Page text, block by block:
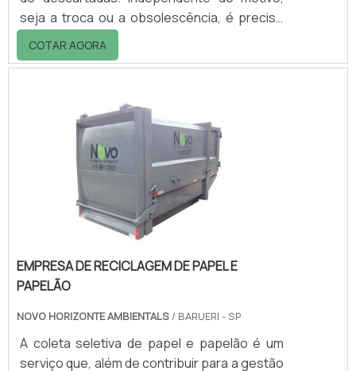
seja a troca ou a obsolescência, é preciso
pensar que o produto deve ter uma
destinação adequada, por isso deve-se
dos eletrônicos não são fáceis de se
decompor na natureza o que pode levar
milhares de anos até que isso aconteça. Por
isso, a reciclagem de resíduos eletrônicos é
um processo tão fundam.
COTAR AGORA
EMPRESA DE RECICLAGEM DE PAPEL E
PAPELÃO
NOVO HORIZONTE AMBIENTALS / BARUERI - SP
A coleta seletiva de papel e papelão é um
serviço que, além de contribuir para a gestão